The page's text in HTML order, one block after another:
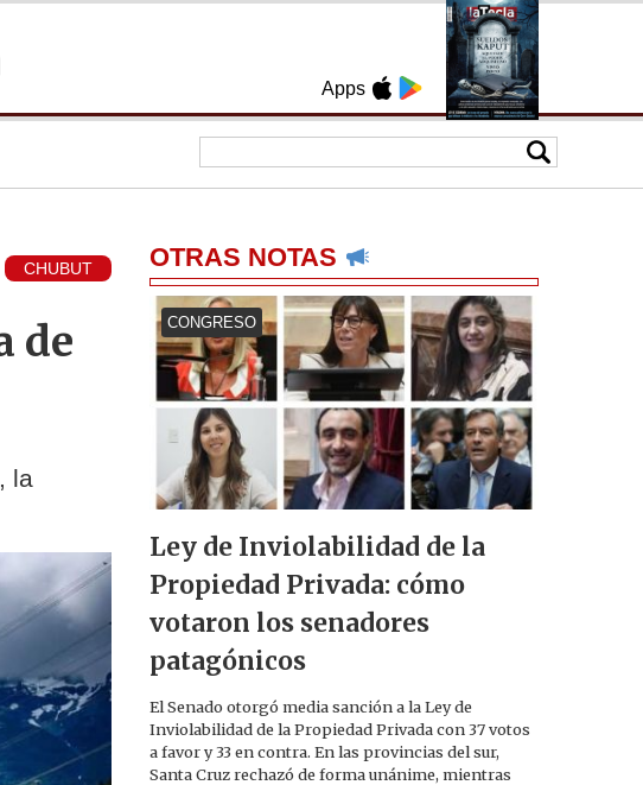
Apps
CHUBUT
de
la
OTRAS NOTAS
CONGRESO
Ley de Inviolabilidad de la
Propiedad Privada: cómo
votaron los senadores
patagónicos
El Senado otorgó media sanción a la Ley de
Inviolabilidad de la Propiedad Privada con 37 votos
a favor y 33 en contra. En las provincias del sur,
Santa Cruz rechazó de forma unánime, mientras